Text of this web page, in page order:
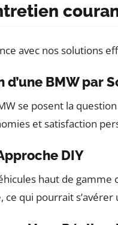
BMW par
se posent la
et satisfaction
DIY
haut de gamme
qui pourrait